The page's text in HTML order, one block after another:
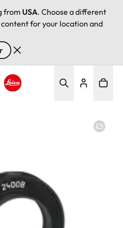
from USA. Choose a different
for your location and